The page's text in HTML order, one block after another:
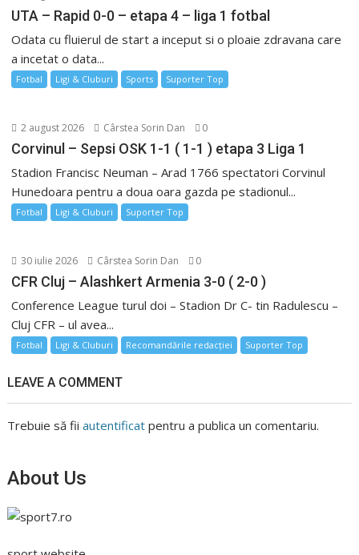
UTA – Rapid 0-0 – etapa 4 – liga 1 fotbal
Odata cu fluierul de start a inceput si o ploaie zdravana care
a incetat o data...
Fotbal Ligi & Cluburi Sports Suporter Top
2 august 2026 Cârstea Sorin Dan 0
Corvinul – Sepsi OSK 1-1 ( 1-1 ) etapa 3 Liga 1
Stadion Francisc Neuman – Arad 1766 spectatori Corvinul
Hunedoara pentru a doua oara gazda pe stadionul...
Fotbal Ligi & Cluburi Suporter Top
30 iulie 2026 Cârstea Sorin Dan 0
CFR Cluj – Alashkert Armenia 3-0 ( 2-0 )
Conference League turul doi – Stadion Dr C- tin Radulescu –
Cluj CFR – ul avea...
Fotbal Ligi & Cluburi Recomandările redacției Suporter Top
LEAVE A COMMENT
Trebuie să fiiautentificat pentru a publica un comentariu.
About Us